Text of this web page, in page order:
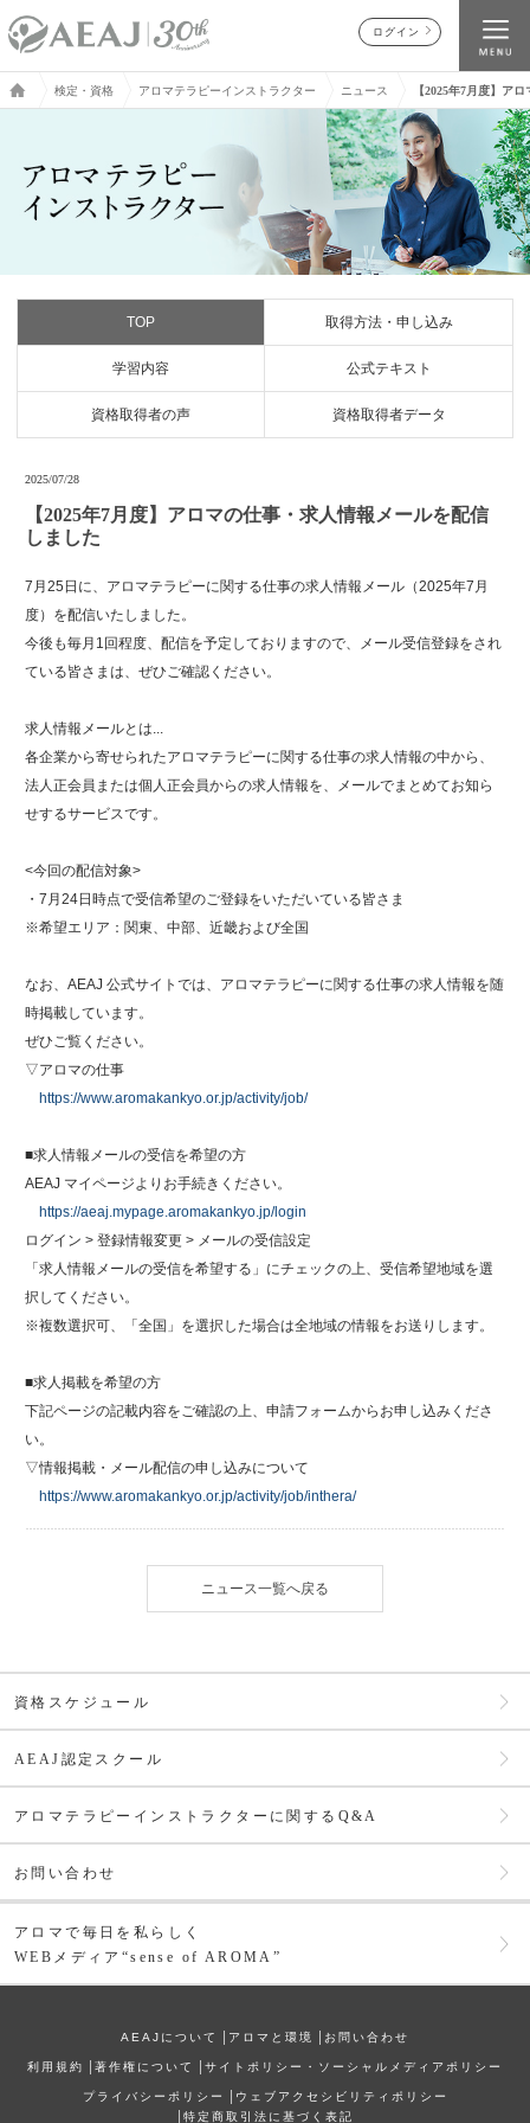
ログイン
検定・資格 アロマテラピーインストラクター ニュース 【2025年7月度】ア
TOP 取得方法・申し込み
学習内容 公式テキスト
資格取得者の声 資格取得者データ
2025/07/28
【2025年7月度】アロマの仕事・求人情報メールを配信
しました
7月25日に、アロマテラピーに関する仕事の求人情報メール（2025年7月
度）を配信いたしました。
今後も毎月1回程度、配信を予定しておりますので、メール受信登録をされ
ている皆さまは、ぜひご確認ください。
求人情報メールとは...
各企業から寄せられたアロマテラピーに関する仕事の求人情報の中から、
法人正会員または個人正会員からの求人情報を、メールでまとめてお知ら
せするサービスです。
<今回の配信対象>
・7月24日時点で受信希望のご登録をいただいている皆さま
※希望エリア：関東、中部、近畿および全国
なお、AEAJ 公式サイトでは、アロマテラピーに関する仕事の求人情報を随
時掲載しています。
ぜひご覧ください。
▽アロマの仕事
https://www.aromakankyo.or.jp/activity/job/
■求人情報メールの受信を希望の方
AEAJ マイページよりお手続きください。
https://aeaj.mypage.aromakankyo.jp/login
ログイン > 登録情報変更 > メールの受信設定
「求人情報メールの受信を希望する」にチェックの上、受信希望地域を選
択してください。
※複数選択可、「全国」を選択した場合は全地域の情報をお送りします。
■求人掲載を希望の方
下記ページの記載内容をご確認の上、申請フォームからお申し込みくださ
い。
▽情報掲載・メール配信の申し込みについて
https://www.aromakankyo.or.jp/activity/job/inthera/
ニュース一覧へ戻る
資格スケジュール
AEAJ認定スクール
アロマテラピーインストラクターに関するQ&A
お問い合わせ
アロマで毎日を私らしく
WEBメディア“sense of AROMA”
AEAJについて アロマと環境 お問い合わせ
利⽤規約 著作権について サイトポリシー・ソーシャルメディアポリシー
プライバシーポリシー
ウェブアクセシビリティポリシー
特定商取引法に基づく表記